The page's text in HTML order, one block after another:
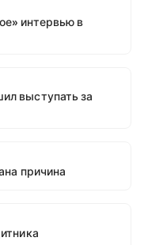
интервью в
выступать за
причина